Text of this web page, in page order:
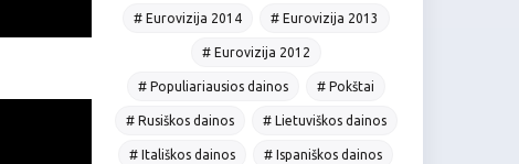
# Eurovizija 2014 # Eurovizija 2013
# Eurovizija 2012
# Populiariausios dainos # Pokštai
# Rusiškos dainos # Lietuviškos dainos
# Itališkos dainos # Ispaniškos dainos